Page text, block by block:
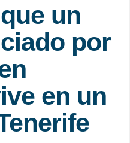
un
por
en un